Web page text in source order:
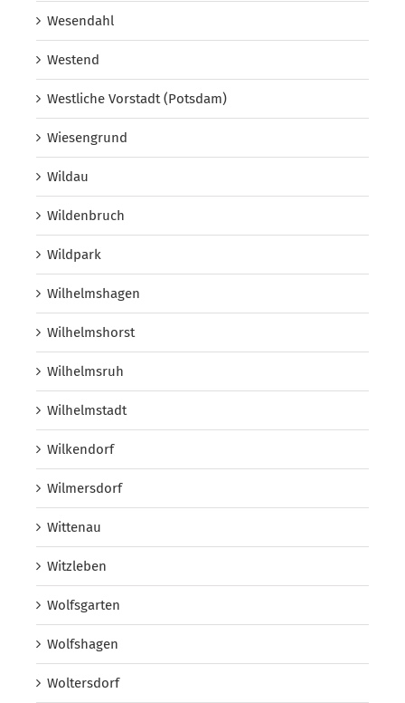
Wesendahl
Westend
Westliche Vorstadt (Potsdam)
Wiesengrund
Wildau
Wildenbruch
Wildpark
Wilhelmshagen
Wilhelmshorst
Wilhelmsruh
Wilhelmstadt
Wilkendorf
Wilmersdorf
Wittenau
Witzleben
Wolfsgarten
Wolfshagen
Woltersdorf